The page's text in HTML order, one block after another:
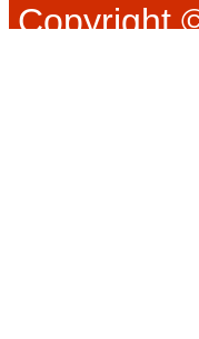
Copyright